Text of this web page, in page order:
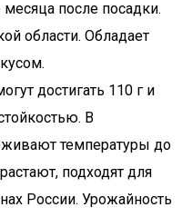
после посадки.
области. Обладает
достигать 110 г и
В
температуры до
подходят для
России. Урожайность